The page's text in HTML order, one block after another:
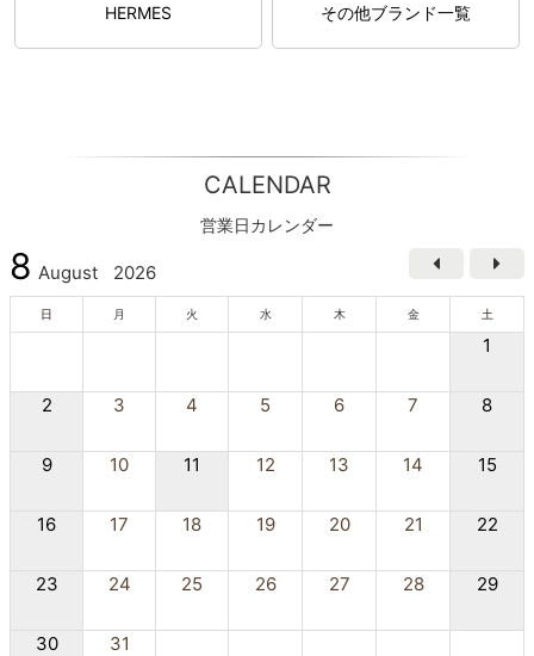
HERMES その他ブランド一覧
CALENDAR
営業日カレンダー
8 August 2026
日 月 火 水 木 金 土
1
2 3 4 5 6 7 8
9 10 11 12 13 14 15
16 17 18 19 20 21 22
23 24 25 26 27 28 29
30 31